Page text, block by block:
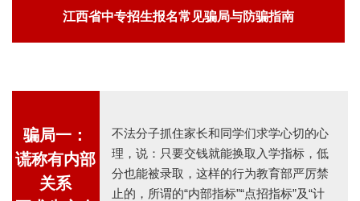
江西省中专招生报名常见骗局与防骗指南
骗局一：
谎称有内部
关系
不法分子抓住家长和同学们求学心切的心
理，说：只要交钱就能换取入学指标，低
分也能被录取，这样的行为教育部严厉禁
止的，所谓的“内部指标”“点招指标”及“计